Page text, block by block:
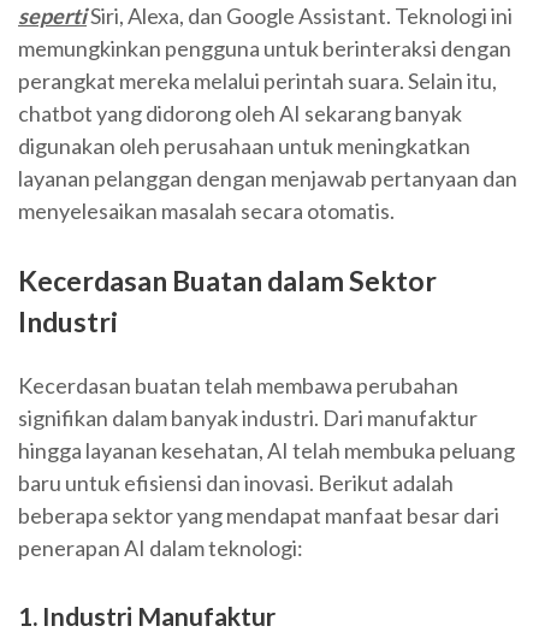
sepertiSiri, Alexa, dan Google Assistant. Teknologi ini
memungkinkan pengguna untuk berinteraksi dengan
perangkat mereka melalui perintah suara. Selain itu,
chatbot yang didorong oleh AI sekarang banyak
digunakan oleh perusahaan untuk meningkatkan
layanan pelanggan dengan menjawab pertanyaan dan
menyelesaikan masalah secara otomatis.
Kecerdasan Buatan dalam Sektor
Industri
Kecerdasan buatan telah membawa perubahan
signifikan dalam banyak industri. Dari manufaktur
hingga layanan kesehatan, AI telah membuka peluang
baru untuk efisiensi dan inovasi. Berikut adalah
beberapa sektor yang mendapat manfaat besar dari
penerapan AI dalam teknologi:
1. Industri Manufaktur